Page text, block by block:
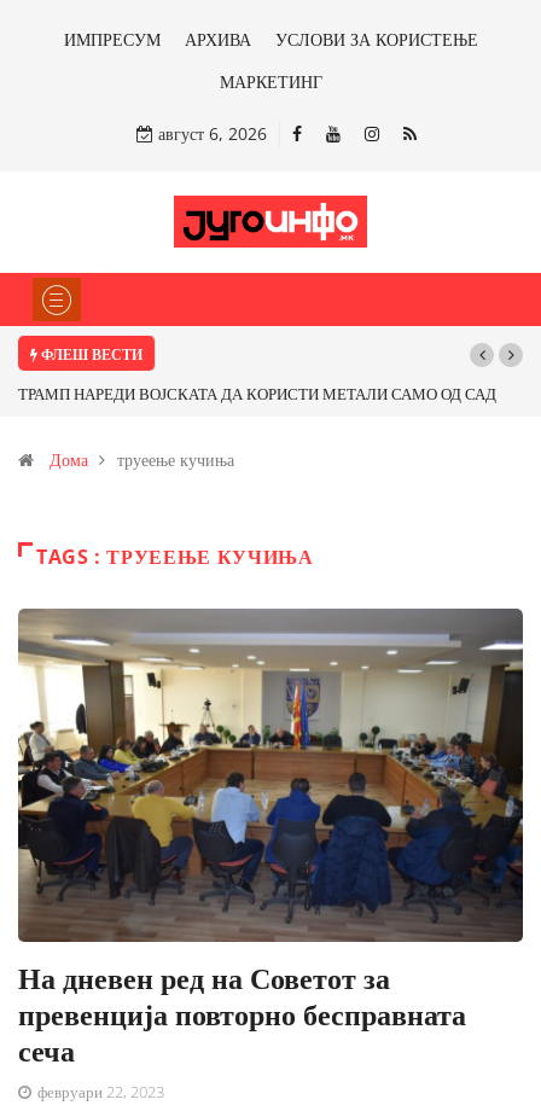
ИМПРЕСУМ АРХИВА
УСЛОВИ ЗА КОРИСТЕЊЕ
МАРКЕТИНГ
август 6, 2026
ФЛЕШ ВЕСТИ
ТРАМП НАРЕДИ ВОЈСКАТА ДА КОРИСТИ МЕТАЛИ САМО ОД САД
Иловица и со антимонот?
Дома труеење кучиња
TAGS : ТРУЕЕЊЕ КУЧИЊА
На дневен ред на Советот за
превенција повторно бесправната
сеча
февруари 22, 2023